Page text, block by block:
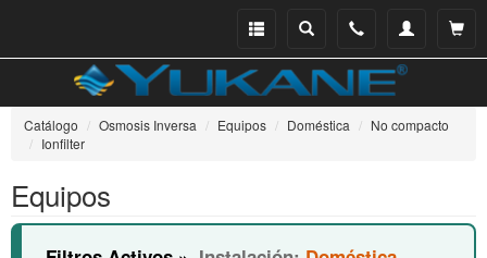
Ver
Mi
Teléfono
Buscar
Menu
Catálogo Osmosis Inversa Equipos Doméstica
No compacto
Ionfilter
Equipos